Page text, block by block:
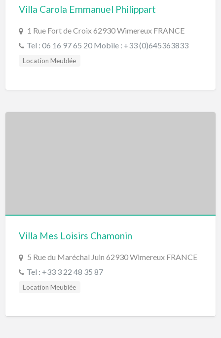
Villa Carola Emmanuel Philippart
1 Rue Fort de Croix 62930 Wimereux FRANCE
Tel : 06 16 97 65 20 Mobile : +33 (0)645363833
Location Meublée
Villa Mes Loisirs Chamonin
5 Rue du Maréchal Juin 62930 Wimereux FRANCE
Tel : +33 3 22 48 35 87
Location Meublée